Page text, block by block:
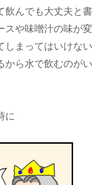
飲んでも大丈夫と書
スや味噌汁の味が変
しまってはいけない
から水で飲むのがい
に